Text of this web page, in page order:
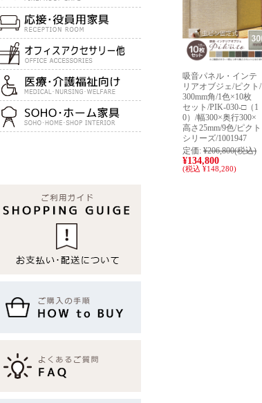
吸音パネル・インテ
リアオブジェ/ピクト/
300mm角/1色×10枚
セット/PIK-030-□（1
0）/幅300×奥行300×
高さ25mm/9色/ピクト
シリーズ/1001947
定価: ¥206,800(税込)
¥134,800
(税込 ¥148,280)